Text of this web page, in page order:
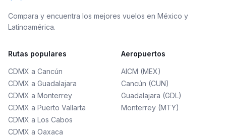
Compara y encuentra los mejores vuelos en México y
Latinoamérica.
Rutas populares
CDMX a Cancún
CDMX a Guadalajara
CDMX a Monterrey
CDMX a Puerto Vallarta
CDMX a Los Cabos
CDMX a Oaxaca
Aeropuertos
AICM (MEX)
Cancún (CUN)
Guadalajara (GDL)
Monterrey (MTY)